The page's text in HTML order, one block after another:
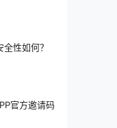
性如何？
官方邀请码